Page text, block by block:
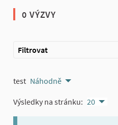
0 VÝZVY
Filtrovat
test Náhodně
Výsledky na stránku: 20